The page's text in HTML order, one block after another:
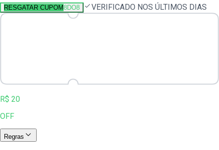
RESGATAR CUPOM8DO8 VERIFICADO NOS ÚLTIMOS DIAS
R$ 20
OFF
Regras